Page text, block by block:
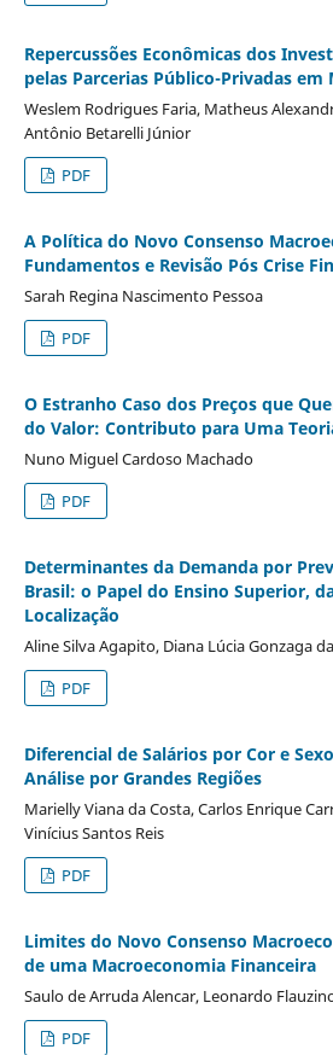
Repercussões Econômicas dos
pelas Parcerias Público-Privadas em
Weslem Rodrigues Faria, Matheus
Antônio Betarelli Júnior
PDF
A Política do Novo Consenso
Fundamentos e Revisão Pós Crise
Sarah Regina Nascimento Pessoa
PDF
O Estranho Caso dos Preços que
do Valor: Contributo para Uma
Nuno Miguel Cardoso Machado
PDF
Determinantes da Demanda por
Brasil: o Papel do Ensino Superior,
Localização
Aline Silva Agapito, Diana Lúcia Gonzaga
PDF
Diferencial de Salários por Cor e
Análise por Grandes Regiões
Marielly Viana da Costa, Carlos Enrique
Vinícius Santos Reis
PDF
Limites do Novo Consenso
de uma Macroeconomia Financeira
Saulo de Arruda Alencar, Leonardo
PDF